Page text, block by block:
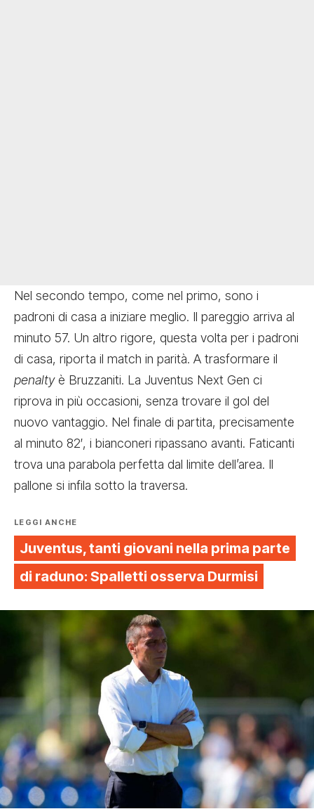
Nel secondo tempo, come nel primo, sono i
padroni di casa a iniziare meglio. Il pareggio arriva al
minuto 57. Un altro rigore, questa volta per i padroni
di casa, riporta il match in parità. A trasformare il
penaltyè Bruzzaniti. La Juventus Next Gen ci
riprova in più occasioni, senza trovare il gol del
nuovo vantaggio. Nel finale di partita, precisamente
al minuto 82′, i bianconeri ripassano avanti. Faticanti
trova una parabola perfetta dal limite dell’area. Il
pallone si infila sotto la traversa.
LEGGI ANCHE
Juventus, tanti giovani nella prima parte
di raduno: Spalletti osserva Durmisi